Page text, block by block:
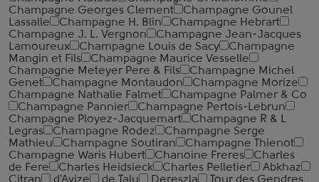
Champagne Georges Clement
Champagne Gounel
Lassalle
Champagne H. Blin
Champagne Hebrart
Champagne J. L. Vergnon
Champagne Jean-Jacques
Lamoureux
Champagne Louis de Sacy
Champagne
Mangin et Fils
Champagne Maurice Vesselle
Champagne Meteyer Pere & Fils
Champagne Michel
Genet
Champagne Montaudon
Champagne Morize
Champagne Nathalie Falmet
Champagne Palmer & Co
Champagne Pannier
Champagne Pertois-Lebrun
Champagne Ployez-Jacquemart
Champagne R & L
Legras
Champagne Rodez
Champagne Serge
Mathieu
Champagne Soutiran
Champagne Thienot
Champagne Waris Hubert
Chanoine Freres
Charles
de Fere
Charles Heidsieck Charles Pelletier
Abkhaz